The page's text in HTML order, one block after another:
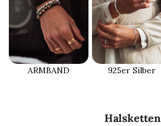
ARMBAND 925er Silber
Halsketten